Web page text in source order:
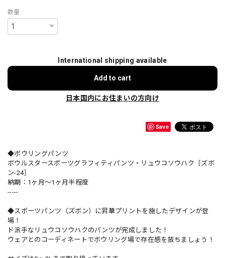
数量
International shipping available
Add to cart
日本国内にお住まいの方向け
Save
◆ボウリングパンツ
ボウルスタースポーツグラフィティパンツ・リュウコソウハク［ズボ
ン-24］
納期：1ヶ月～1ヶ月半程度
-----
◆スポーツパンツ（ズボン）に昇華プリントを施したデザインが登
場！
ド派手なリュウコソウハクのパンツが完成しました！
ウェアとのコーディネートでボウリング場で存在感を放ちましょう！